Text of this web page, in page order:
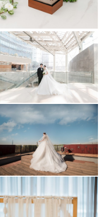
Laonzena
Laonzena
보테가마지오 웨딩홀 스냅
LUVEL